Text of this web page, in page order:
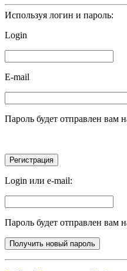
Используя логин и пароль:
Login
E-mail
Пароль будет отправлен вам
Login или e-mail:
Пароль будет отправлен вам